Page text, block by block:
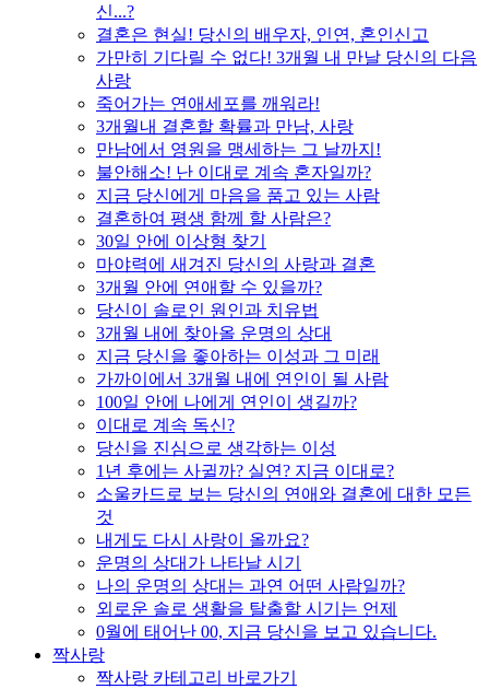
신...?
결혼은 현실! 당신의 배우자, 인연, 혼인신고
가만히 기다릴 수 없다! 3개월 내 만날 당신의 다음
사랑
죽어가는 연애세포를 깨워라!
3개월내 결혼할 확률과 만남, 사랑
만남에서 영원을 맹세하는 그 날까지!
불안해소! 난 이대로 계속 혼자일까?
지금 당신에게 마음을 품고 있는 사람
결혼하여 평생 함께 할 사람은?
30일 안에 이상형 찾기
마야력에 새겨진 당신의 사랑과 결혼
3개월 안에 연애할 수 있을까?
당신이 솔로인 원인과 치유법
3개월 내에 찾아올 운명의 상대
지금 당신을 좋아하는 이성과 그 미래
가까이에서 3개월 내에 연인이 될 사람
100일 안에 나에게 연인이 생길까?
이대로 계속 독신?
당신을 진심으로 생각하는 이성
1년 후에는 사귈까? 실연? 지금 이대로?
소울카드로 보는 당신의 연애와 결혼에 대한 모든
것
내게도 다시 사랑이 올까요?
운명의 상대가 나타날 시기
나의 운명의 상대는 과연 어떤 사람일까?
외로운 솔로 생활을 탈출할 시기는 언제
0월에 태어난 00, 지금 당신을 보고 있습니다.
짝사랑
짝사랑 카테고리 바로가기